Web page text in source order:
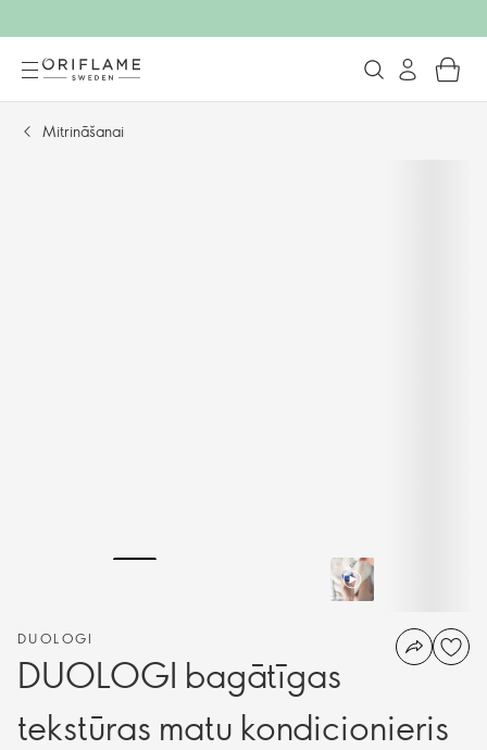
Mitrināšanai
DUOLOGI
DUOLOGI bagātīgas
tekstūras matu kondicionieris